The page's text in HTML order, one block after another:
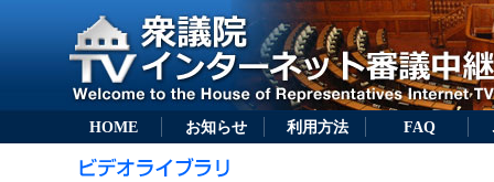
HOME お知らせ 利用方法 FAQ